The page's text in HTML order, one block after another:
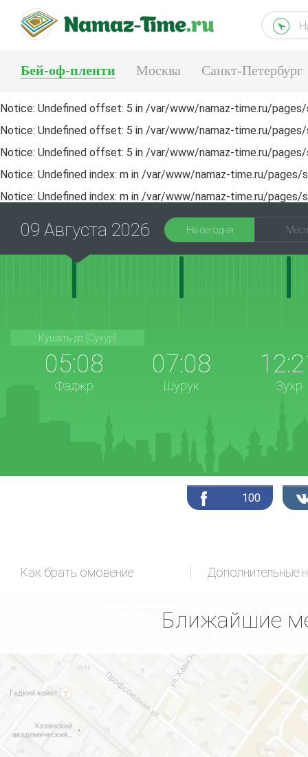
Бей-оф-пленти Москва Санкт-Петербург
Тюмень Екатеринбург
Notice: Undefined offset: 5 in /var/www/namaz-time.ru/
Notice: Undefined offset: 5 in /var/www/namaz-time.ru/
Notice: Undefined offset: 5 in /var/www/namaz-time.ru/
Notice: Undefined index: m in /var/www/namaz-time.ru/pages/
Notice: Undefined index: m in /var/www/namaz-time.ru/pages/
09 Августа 2026 На сегодня
Кушать до (Сухур)
05:08
Фаджр
07:08
Шурук Зухр
100
Как брать омовение Дополнительные
Ближайшие